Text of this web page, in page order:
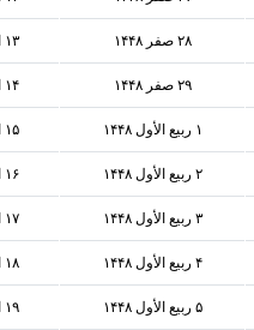
۲۸ صفر ۱۴۴۸ ۱۳ اوت ۲۰۲۶
۲۹ صفر ۱۴۴۸ ۱۴ اوت ۲۰۲۶
۱ ربيع الأول ۱۴۴۸ ۱۵ اوت ۲۰۲۶
۲ ربيع الأول ۱۴۴۸ ۱۶ اوت ۲۰۲۶
۳ ربيع الأول ۱۴۴۸ ۱۷ اوت ۲۰۲۶
۴ ربيع الأول ۱۴۴۸ ۱۸ اوت ۲۰۲۶
۵ ربيع الأول ۱۴۴۸ ۱۹ اوت ۲۰۲۶